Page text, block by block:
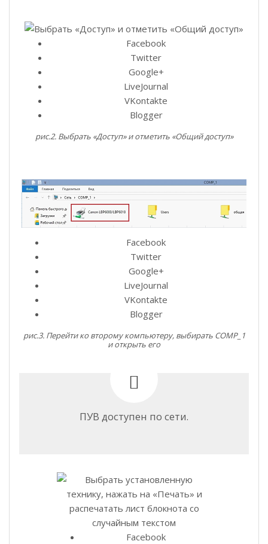
Facebook
Twitter
Google+
LiveJournal
VKontakte
Blogger
рис.2. Выбрать «Доступ» и отметить «Общий доступ»
Facebook
Twitter
Google+
LiveJournal
VKontakte
Blogger
рис.3. Перейти ко второму компьютеру, выбирать COMP_1
и открыть его
ПУВ доступен по сети.
Facebook